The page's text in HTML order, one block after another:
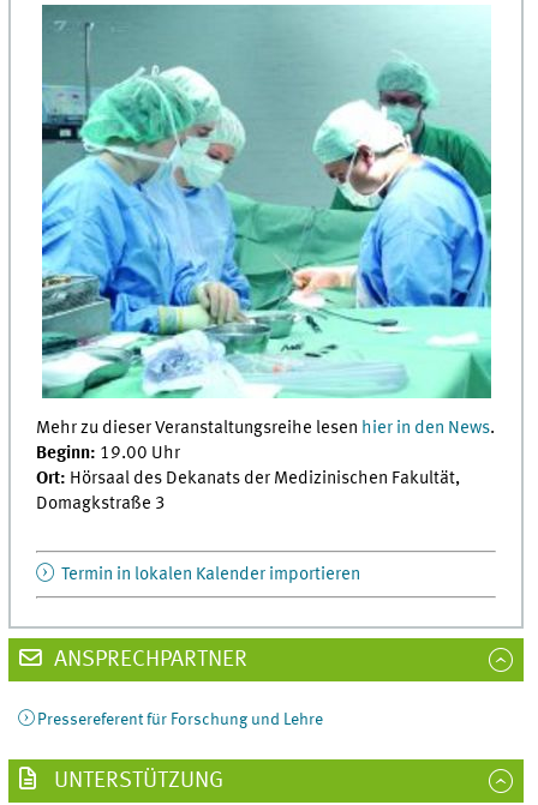
Mehr zu dieser Veranstaltungsreihe lesen hier in den News.
Beginn: 19.00 Uhr
Ort: Hörsaal des Dekanats der Medizinischen Fakultät,
Domagkstraße 3
Termin in lokalen Kalender importieren
ANSPRECHPARTNER
Pressereferent für Forschung und Lehre
UNTERSTÜTZUNG